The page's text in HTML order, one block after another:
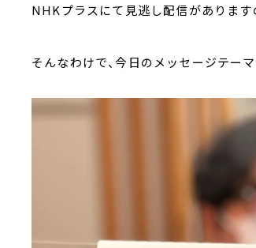
NHKプラスにて見逃し配信があります
そんなわけで、今日のメッセージテーマ